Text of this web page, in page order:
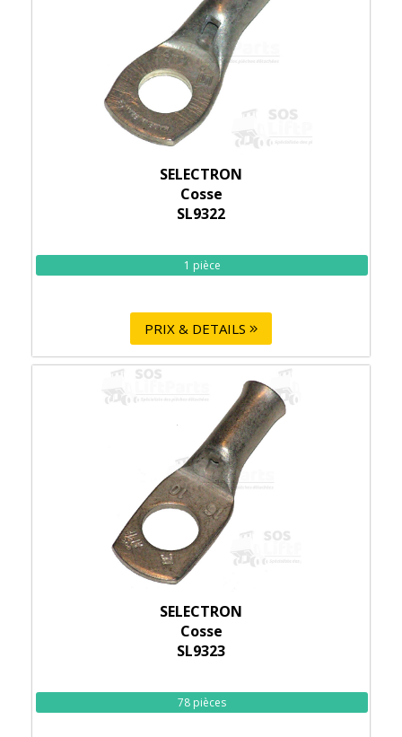
SELECTRON
Cosse
SL9322
1 pièce
PRIX & DETAILS
SELECTRON
Cosse
SL9323
78 pièces